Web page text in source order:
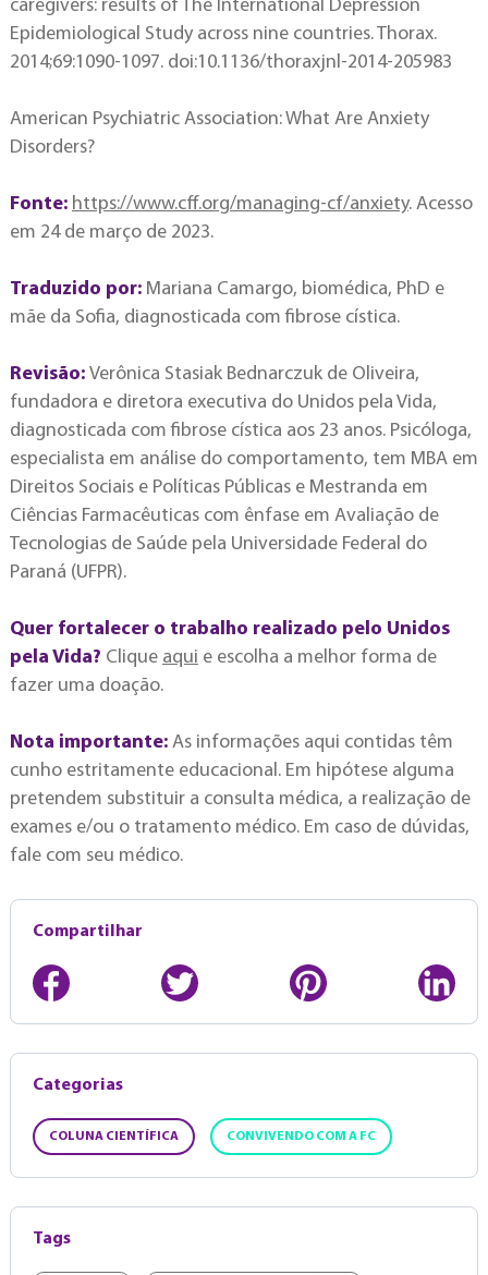
caregivers: results of The International Depression
Epidemiological Study across nine countries. Thorax.
2014;69:1090-1097. doi:10.1136/thoraxjnl-2014-205983
American Psychiatric Association: What Are Anxiety
Disorders?
Fonte: https://www.cff.org/managing-cf/anxiety. Acesso
em 24 de março de 2023.
Traduzido por:Mariana Camargo, biomédica, PhD e
mãe da Sofia, diagnosticada com fibrose cística.
Revisão: Verônica Stasiak Bednarczuk de Oliveira,
fundadora e diretora executiva do Unidos pela Vida,
diagnosticada com fibrose cística aos 23 anos. Psicóloga,
especialista em análise do comportamento, tem MBA em
Direitos Sociais e Políticas Públicas e Mestranda em
Ciências Farmacêuticas com ênfase em Avaliação de
Tecnologias de Saúde pela Universidade Federal do
Paraná (UFPR).
Quer fortalecer o trabalho realizado pelo Unidos
pela Vida? Clique aqui e escolha a melhor forma de
fazer uma doação.
Nota importante:As informações aqui contidas têm
cunho estritamente educacional. Em hipótese alguma
pretendem substituir a consulta médica, a realização de
exames e/ou o tratamento médico. Em caso de dúvidas,
fale com seu médico.
Compartilhar
Categorias
COLUNA CIENTÍFICA CONVIVENDO COM A FC
Tags